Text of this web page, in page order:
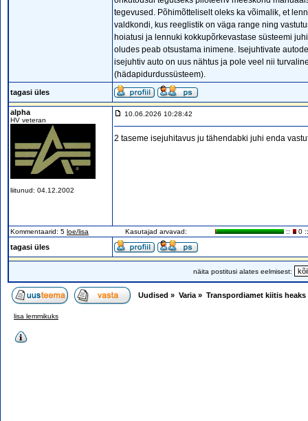
tegevused. Põhimõtteliselt oleks ka võimalik, et
valdkondi, kus reeglistik on väga range ning
hoiatusi ja lennuki kokkupõrkevastase süsteemi
oludes peab otsustama inimene. Isejuhtivate
isejuhtiv auto on uus nähtus ja pole veel nii
(hädapidurdussüsteem).
tagasi üles
alpha
HV veteran
liitunud: 04.12.2002
10.06.2026 10:28:42
2 taseme isejuhitavus ju tähendabki juhi enda
Kommentaarid: 5 loe/lisa Kasutajad arvavad: :: 0 ::
tagasi üles
näita postitusi alates eelmisest:
Uudised » Varia » Transpordiamet kiitis
lisa lemmikuks